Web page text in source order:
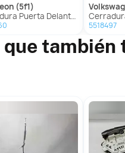
(5f1)
Delantera Derecha para Seat Leon (5F1)
Cerradura Puerta
5518497
también